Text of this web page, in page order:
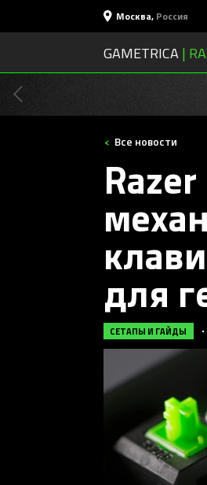
Москва, Россия
GAMETRICA |
Все новости
для
СЕТАПЫ И ГАЙДЫ •